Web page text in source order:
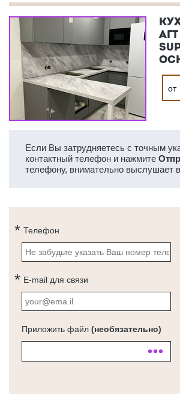
от
Если Вы затрудняетесь с точным
контактный телефон и нажмите
телефону, внимательно выслушает
Телефон
E-mail для связи
Приложить файл (необязательно)